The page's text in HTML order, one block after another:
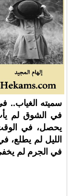
سميته الغياب..
في الشوق لم
يحصل، في
الليل لم يطلع،
في الجرم لم